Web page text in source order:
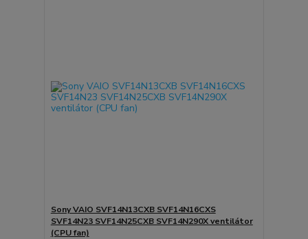
Sony VAIO SVF14N13CXB SVF14N16CXS
SVF14N23 SVF14N25CXB SVF14N290X ventilátor
(CPU fan)